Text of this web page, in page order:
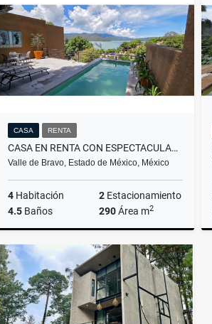
$7,800,000
CASA RENTA
CASA EN RENTA CON ESPECTACULAR VISTA AL LAGO
Valle de Bravo, Estado de México, México
4 Habitación 2 Estacionamiento
4.5 Baños 290Área m2
Renta
$55,000